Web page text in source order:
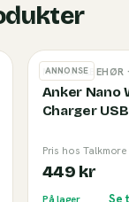
ANNONSE
MOBILTILBEHØR
Anker Nano
Charger
Pris hos Talkmore
449 kr
På lager Se